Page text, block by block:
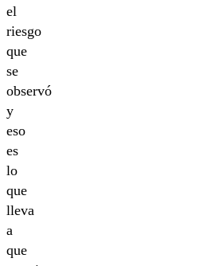
el
riesgo
que
se
observó
y
eso
es
lo
que
lleva
a
que